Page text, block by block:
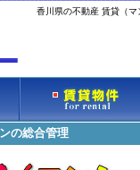
香川県の不動産 賃貸（
の総合管理